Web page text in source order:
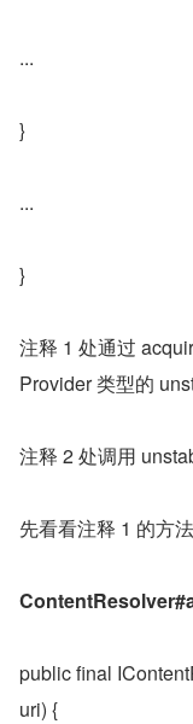
...
}
...
}
注释 1 处通过
Provider 类型的
注释 2 处调用
先看看注释 1 的方法
public final
uri) {